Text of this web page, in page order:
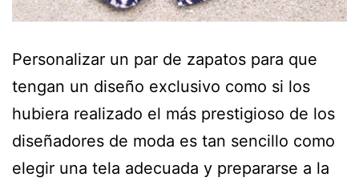
Personalizar un par de zapatos para que
tengan un diseño exclusivo como si los
hubiera realizado el más prestigioso de los
diseñadores de moda es tan sencillo como
elegir una tela adecuada y prepararse a la